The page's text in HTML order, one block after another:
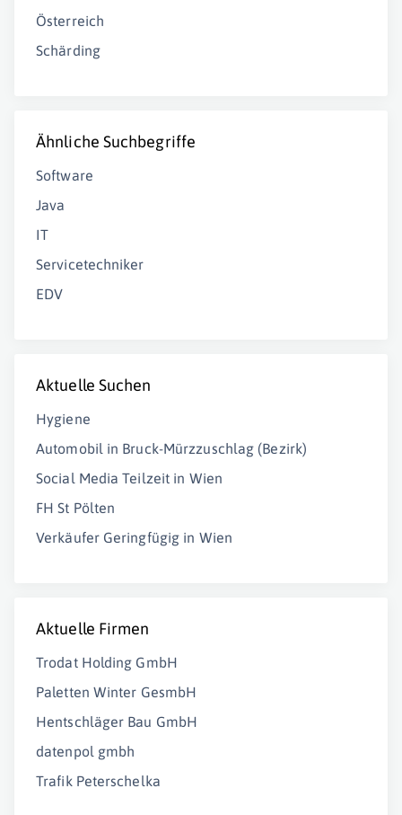
Österreich
Schärding
Ähnliche Suchbegriffe
Software
Java
IT
Servicetechniker
EDV
Aktuelle Suchen
Hygiene
Automobil in Bruck-Mürzzuschlag (Bezirk)
Social Media Teilzeit in Wien
FH St Pölten
Verkäufer Geringfügig in Wien
Aktuelle Firmen
Trodat Holding GmbH
Paletten Winter GesmbH
Hentschläger Bau GmbH
datenpol gmbh
Trafik Peterschelka